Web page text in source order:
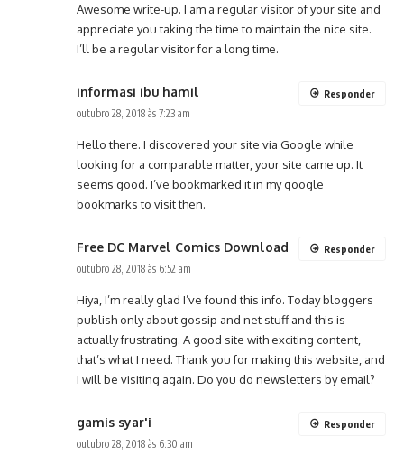
Awesome write-up. I am a regular visitor of your site and
appreciate you taking the time to maintain the nice site.
I’ll be a regular visitor for a long time.
informasi ibu hamil
outubro 28, 2018 às 7:23 am
Hello there. I discovered your site via Google while
looking for a comparable matter, your site came up. It
seems good. I’ve bookmarked it in my google
bookmarks to visit then.
Responder
Free DC Marvel Comics Download
outubro 28, 2018 às 6:52 am
Hiya, I’m really glad I’ve found this info. Today bloggers
publish only about gossip and net stuff and this is
actually frustrating. A good site with exciting content,
that’s what I need. Thank you for making this website, and
I will be visiting again. Do you do newsletters by email?
Responder
gamis syar'i
outubro 28, 2018 às 6:30 am
Responder